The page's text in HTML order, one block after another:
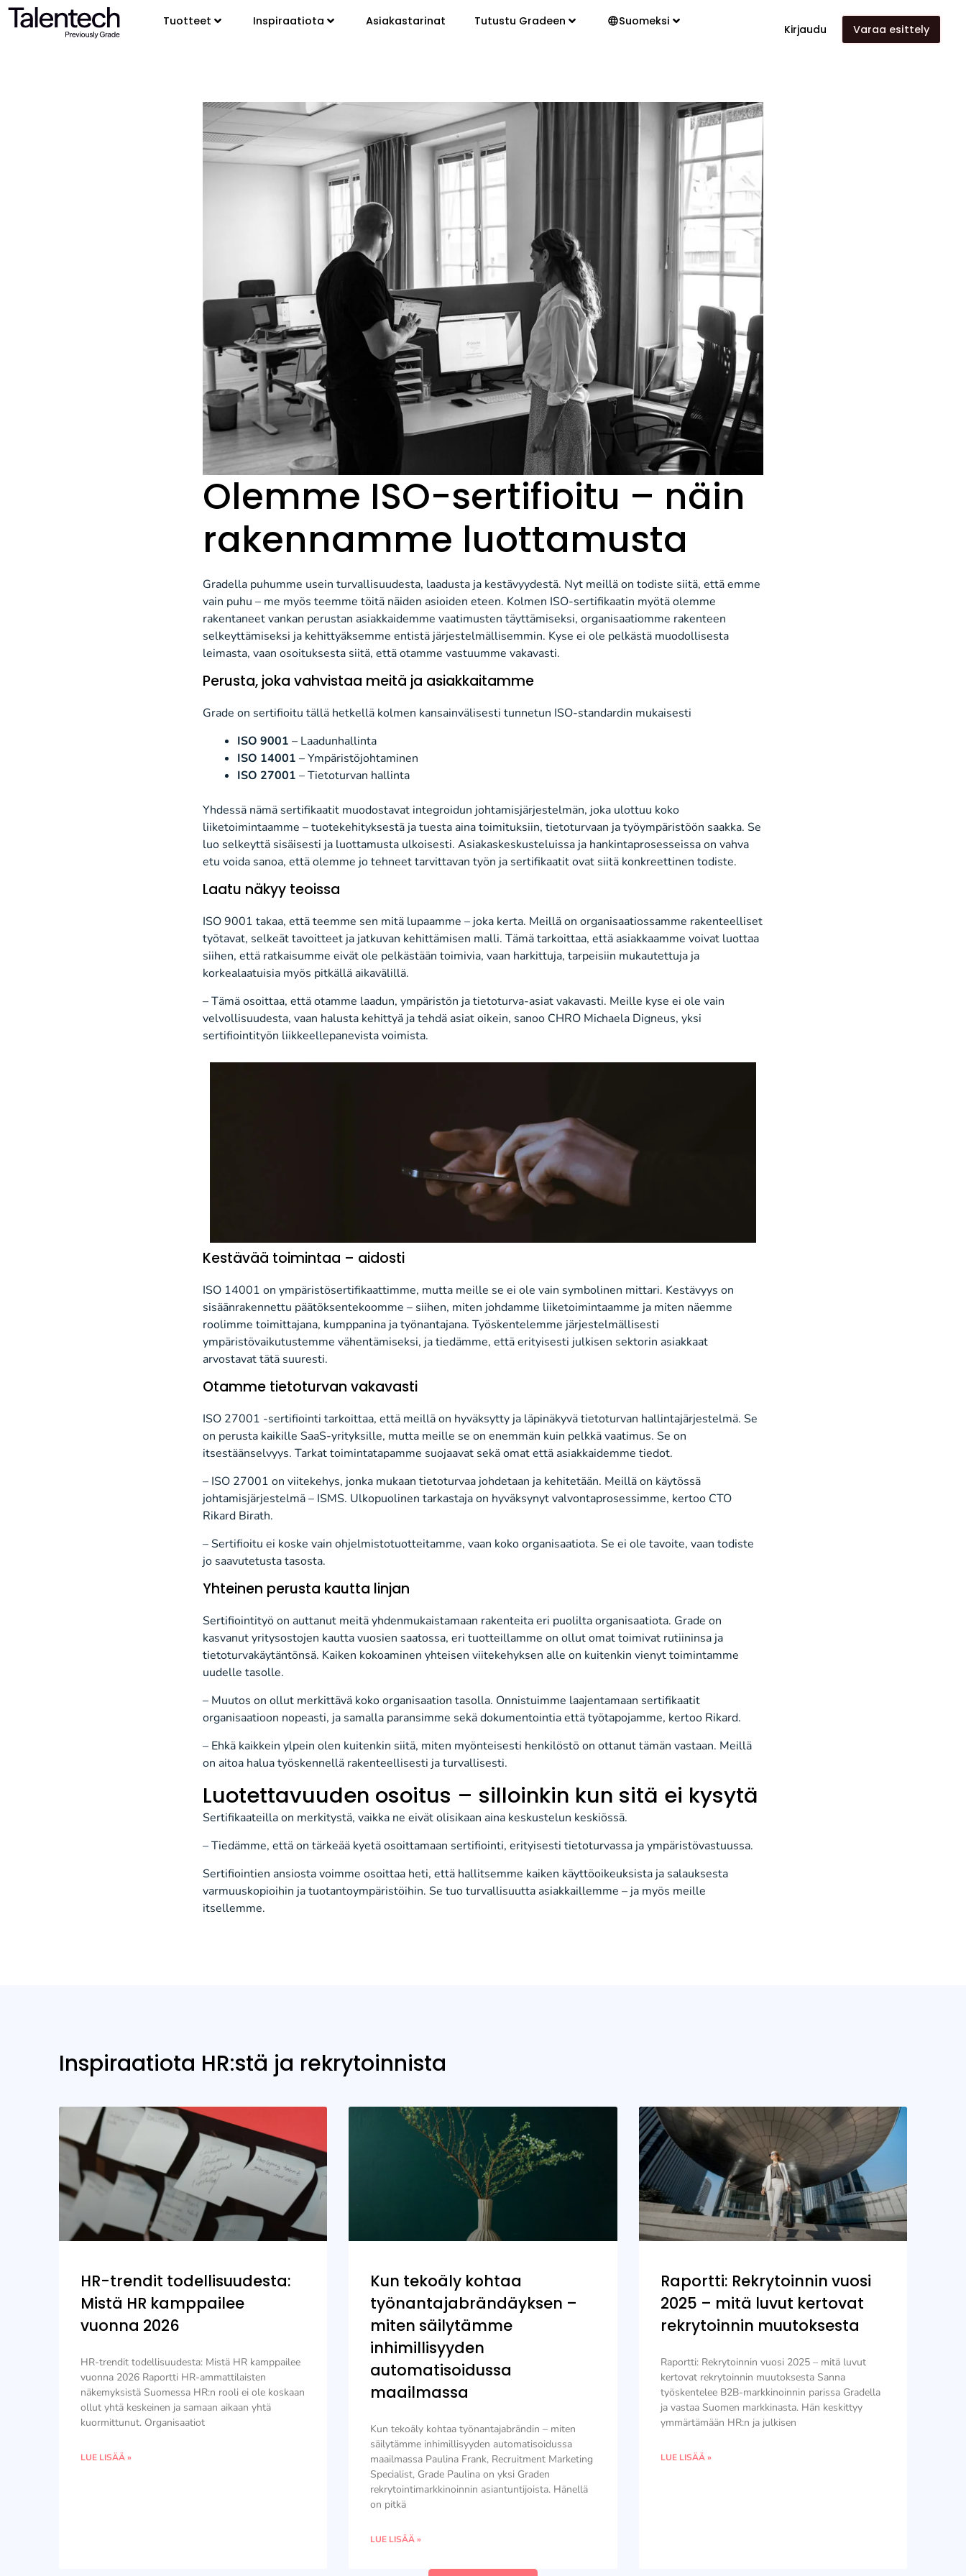
Tuotteet Inspiraatiota Asiakastarinat Tutustu Gradeen Suomeksi
Kirjaudu Varaa esittely
Olemme ISO-sertifioitu – näin
rakennamme luottamusta
Gradella puhumme usein turvallisuudesta, laadusta ja kestävyydestä. Nyt meillä on todiste siitä, että emme
vain puhu – me myös teemme töitä näiden asioiden eteen. Kolmen ISO-sertifikaatin myötä olemme
rakentaneet vankan perustan asiakkaidemme vaatimusten täyttämiseksi, organisaatiomme rakenteen
selkeyttämiseksi ja kehittyäksemme entistä järjestelmällisemmin. Kyse ei ole pelkästä muodollisesta
leimasta, vaan osoituksesta siitä, että otamme vastuumme vakavasti.
Perusta, joka vahvistaa meitä ja asiakkaitamme
Grade on sertifioitu tällä hetkellä kolmen kansainvälisesti tunnetun ISO-standardin mukaisesti
ISO 9001 – Laadunhallinta
ISO 14001 – Ympäristöjohtaminen
ISO 27001 – Tietoturvan hallinta
Yhdessä nämä sertifikaatit muodostavat integroidun johtamisjärjestelmän, joka ulottuu koko
liiketoimintaamme – tuotekehityksestä ja tuesta aina toimituksiin, tietoturvaan ja työympäristöön saakka. Se
luo selkeyttä sisäisesti ja luottamusta ulkoisesti. Asiakaskeskusteluissa ja hankintaprosesseissa on vahva
etu voida sanoa, että olemme jo tehneet tarvittavan työn ja sertifikaatit ovat siitä konkreettinen todiste.
Laatu näkyy teoissa
ISO 9001 takaa, että teemme sen mitä lupaamme – joka kerta. Meillä on organisaatiossamme rakenteelliset
työtavat, selkeät tavoitteet ja jatkuvan kehittämisen malli. Tämä tarkoittaa, että asiakkaamme voivat luottaa
siihen, että ratkaisumme eivät ole pelkästään toimivia, vaan harkittuja, tarpeisiin mukautettuja ja
korkealaatuisia myös pitkällä aikavälillä.
– Tämä osoittaa, että otamme laadun, ympäristön ja tietoturva-asiat vakavasti. Meille kyse ei ole vain
velvollisuudesta, vaan halusta kehittyä ja tehdä asiat oikein, sanoo CHRO Michaela Digneus, yksi
sertifiointityön liikkeellepanevista voimista.
Kestävää toimintaa – aidosti
ISO 14001 on ympäristösertifikaattimme, mutta meille se ei ole vain symbolinen mittari. Kestävyys on
sisäänrakennettu päätöksentekoomme – siihen, miten johdamme liiketoimintaamme ja miten näemme
roolimme toimittajana, kumppanina ja työnantajana. Työskentelemme järjestelmällisesti
ympäristövaikutustemme vähentämiseksi, ja tiedämme, että erityisesti julkisen sektorin asiakkaat
arvostavat tätä suuresti.
Otamme tietoturvan vakavasti
ISO 27001 -sertifiointi tarkoittaa, että meillä on hyväksytty ja läpinäkyvä tietoturvan hallintajärjestelmä. Se
on perusta kaikille SaaS-yrityksille, mutta meille se on enemmän kuin pelkkä vaatimus. Se on
itsestäänselvyys. Tarkat toimintatapamme suojaavat sekä omat että asiakkaidemme tiedot.
– ISO 27001 on viitekehys, jonka mukaan tietoturvaa johdetaan ja kehitetään. Meillä on käytössä
johtamisjärjestelmä – ISMS. Ulkopuolinen tarkastaja on hyväksynyt valvontaprosessimme, kertoo CTO
Rikard Birath.
– Sertifioitu ei koske vain ohjelmistotuotteitamme, vaan koko organisaatiota. Se ei ole tavoite, vaan todiste
jo saavutetusta tasosta.
Yhteinen perusta kautta linjan
Sertifiointityö on auttanut meitä yhdenmukaistamaan rakenteita eri puolilta organisaatiota. Grade on
kasvanut yritysostojen kautta vuosien saatossa, eri tuotteillamme on ollut omat toimivat rutiininsa ja
tietoturvakäytäntönsä. Kaiken kokoaminen yhteisen viitekehyksen alle on kuitenkin vienyt toimintamme
uudelle tasolle.
– Muutos on ollut merkittävä koko organisaation tasolla. Onnistuimme laajentamaan sertifikaatit
organisaatioon nopeasti, ja samalla paransimme sekä dokumentointia että työtapojamme, kertoo Rikard.
– Ehkä kaikkein ylpein olen kuitenkin siitä, miten myönteisesti henkilöstö on ottanut tämän vastaan. Meillä
on aitoa halua työskennellä rakenteellisesti ja turvallisesti.
Luotettavuuden osoitus – silloinkin kun sitä ei kysytä
Sertifikaateilla on merkitystä, vaikka ne eivät olisikaan aina keskustelun keskiössä.
– Tiedämme, että on tärkeää kyetä osoittamaan sertifiointi, erityisesti tietoturvassa ja ympäristövastuussa.
Sertifiointien ansiosta voimme osoittaa heti, että hallitsemme kaiken käyttöoikeuksista ja salauksesta
varmuuskopioihin ja tuotantoympäristöihin. Se tuo turvallisuutta asiakkaillemme – ja myös meille
itsellemme.
Inspiraatiota HR:stä ja rekrytoinnista
HR-trendit todellisuudesta:
Mistä HR kamppailee
vuonna 2026
HR-trendit todellisuudesta: Mistä HR kamppailee
vuonna 2026 Raportti HR-ammattilaisten
näkemyksistä Suomessa HR:n rooli ei ole koskaan
ollut yhtä keskeinen ja samaan aikaan yhtä
kuormittunut. Organisaatiot
LUE LISÄÄ »
Kun tekoäly kohtaa
työnantajabrändäyksen –
miten säilytämme
inhimillisyyden
automatisoidussa
maailmassa
Kun tekoäly kohtaa työnantajabrändin – miten
säilytämme inhimillisyyden automatisoidussa
maailmassa Paulina Frank, Recruitment Marketing
Specialist, Grade Paulina on yksi Graden
rekrytointimarkkinoinnin asiantuntijoista. Hänellä
on pitkä
LUE LISÄÄ »
Raportti: Rekrytoinnin vuosi
2025 – mitä luvut kertovat
rekrytoinnin muutoksesta
Raportti: Rekrytoinnin vuosi 2025 – mitä luvut
kertovat rekrytoinnin muutoksesta Sanna
työskentelee B2B-markkinoinnin parissa Gradella
ja vastaa Suomen markkinasta. Hän keskittyy
ymmärtämään HR:n ja julkisen
LUE LISÄÄ »